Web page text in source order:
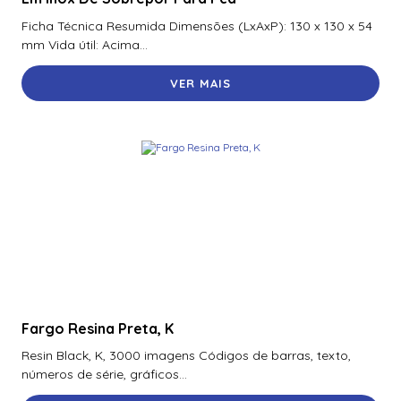
70300Aep0N | Assa Abloy | Placa De Expansão Para
Monitoramento Vertx V300
71000Bep0N01A | Assa Abloy | Controlador Vertx Evo™
V1000
900Nnnnek2037P | Assa Abloy | Leitor De Proximidade R10
900Nsnnek20000 | Assa Abloy | Leitor De Proximidade R10
Ficha Técnica Resumida Dimensões (LxAxP): 130 x 130 x 54
mm Vida útil: Acima...
VER MAIS
Fargo Resina Preta, K
Resin Black, K, 3000 imagens Códigos de barras, texto,
números de série, gráficos...